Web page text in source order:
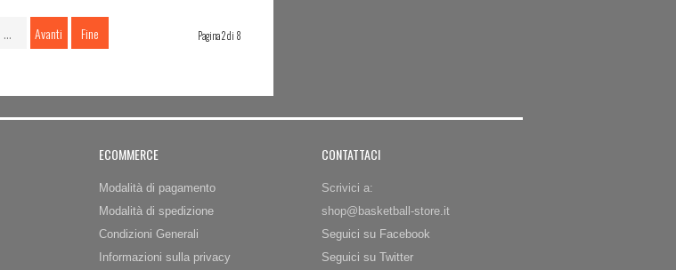
… Avanti Fine Pagina 2 di 8
ECOMMERCE
Modalità di pagamento
Modalità di spedizione
Condizioni Generali
Informazioni sulla privacy
CONTATTACI
Scrivici a:
shop@basketball-store.it
Seguici su Facebook
Seguici su Twitter